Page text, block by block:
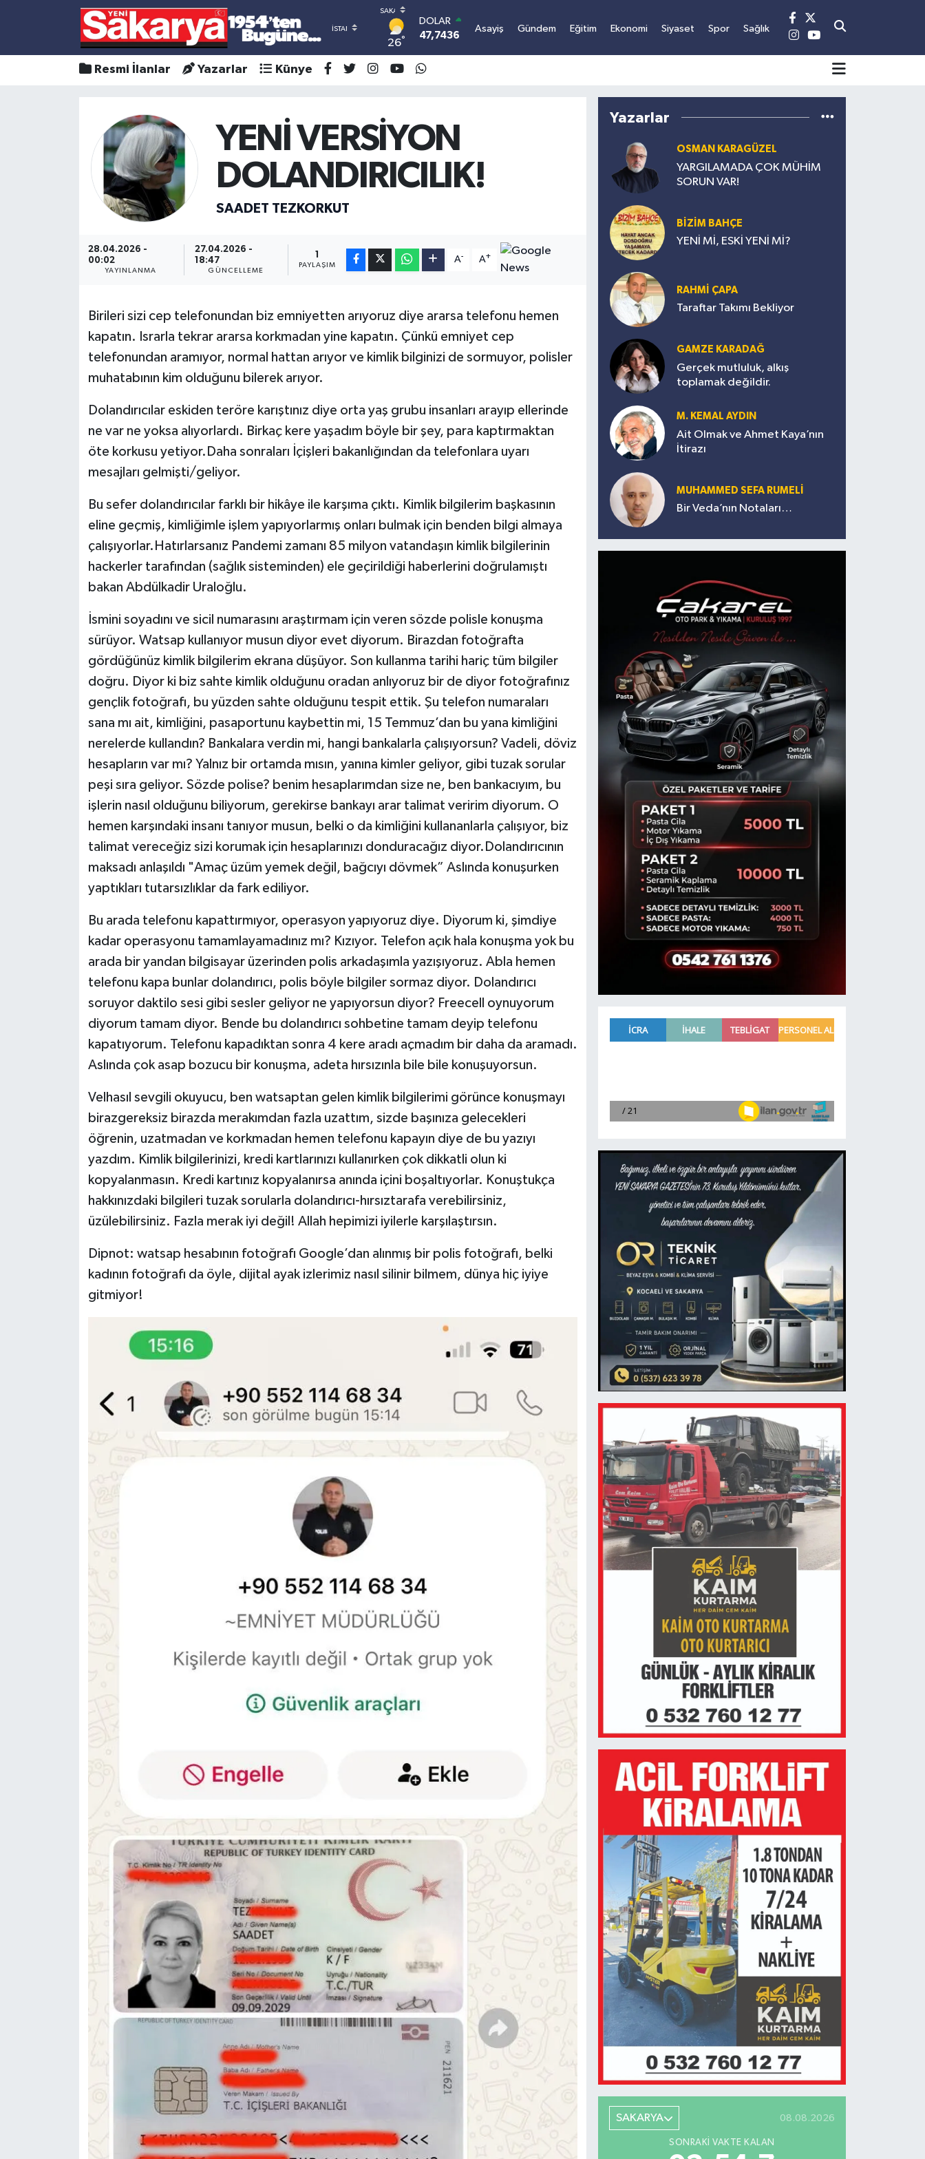
26°
DOLAR
47,7436
55,2510
6660.55
BİST100
13.779 -14
BITCOIN
3.101.414,01
Asayiş Gündem Eğitim Ekonomi Siyaset Spor Sağlık
Resmi İlanlar Yazarlar Künye
YENİ VERSİYON
DOLANDIRICILIK!
SAADET TEZKORKUT
28.04.2026 -
00:02
YAYINLANMA
27.04.2026 -
18:47
GÜNCELLEME
1
PAYLAŞIM
A- A+
Birileri sizi cep telefonundan biz emniyetten arıyoruz diye ararsa telefonu hemen
kapatın. Israrla tekrar ararsa korkmadan yine kapatın. Çünkü emniyet cep
telefonundan aramıyor, normal hattan arıyor ve kimlik bilginizi de sormuyor, polisler
muhatabının kim olduğunu bilerek arıyor.
Dolandırıcılar eskiden teröre karıştınız diye orta yaş grubu insanları arayıp ellerinde
ne var ne yoksa alıyorlardı. Birkaç kere yaşadım böyle bir şey, para kaptırmaktan
öte korkusu yetiyor.Daha sonraları İçişleri bakanlığından da telefonlara uyarı
mesajları gelmişti/geliyor.
Bu sefer dolandırıcılar farklı bir hikâye ile karşıma çıktı. Kimlik bilgilerim başkasının
eline geçmiş, kimliğimle işlem yapıyorlarmış onları bulmak için benden bilgi almaya
çalışıyorlar.Hatırlarsanız Pandemi zamanı 85 milyon vatandaşın kimlik bilgilerinin
hackerler tarafından (sağlık sisteminden) ele geçirildiği haberlerini doğrulamıştı
bakan Abdülkadir Uraloğlu.
İsmini soyadını ve sicil numarasını araştırmam için veren sözde polisle konuşma
sürüyor. Watsap kullanıyor musun diyor evet diyorum. Birazdan fotoğrafta
gördüğünüz kimlik bilgilerim ekrana düşüyor. Son kullanma tarihi hariç tüm bilgiler
doğru. Diyor ki biz sahte kimlik olduğunu oradan anlıyoruz bir de diyor fotoğrafınız
gençlik fotoğrafı, bu yüzden sahte olduğunu tespit ettik. Şu telefon numaraları
sana mı ait, kimliğini, pasaportunu kaybettin mi, 15 Temmuz’dan bu yana kimliğini
nerelerde kullandın? Bankalara verdin mi, hangi bankalarla çalışıyorsun? Vadeli, döviz
hesapların var mı? Yalnız bir ortamda mısın, yanına kimler geliyor, gibi tuzak sorular
peşi sıra geliyor. Sözde polise? benim hesaplarımdan size ne, ben bankacıyım, bu
işlerin nasıl olduğunu biliyorum, gerekirse bankayı arar talimat veririm diyorum. O
hemen karşındaki insanı tanıyor musun, belki o da kimliğini kullananlarla çalışıyor, biz
talimat vereceğiz sizi korumak için hesaplarınızı donduracağız diyor.Dolandırıcının
maksadı anlaşıldı "Amaç üzüm yemek değil, bağcıyı dövmek” Aslında konuşurken
yaptıkları tutarsızlıklar da fark ediliyor.
Bu arada telefonu kapattırmıyor, operasyon yapıyoruz diye. Diyorum ki, şimdiye
kadar operasyonu tamamlayamadınız mı? Kızıyor. Telefon açık hala konuşma yok bu
arada bir yandan bilgisayar üzerinden polis arkadaşımla yazışıyoruz. Abla hemen
telefonu kapa bunlar dolandırıcı, polis böyle bilgiler sormaz diyor. Dolandırıcı
soruyor daktilo sesi gibi sesler geliyor ne yapıyorsun diyor? Freecell oynuyorum
diyorum tamam diyor. Bende bu dolandırıcı sohbetine tamam deyip telefonu
kapatıyorum. Telefonu kapadıktan sonra 4 kere aradı açmadım bir daha da aramadı.
Aslında çok asap bozucu bir konuşma, adeta hırsızınla bile bile konuşuyorsun.
Velhasıl sevgili okuyucu, ben watsaptan gelen kimlik bilgilerimi görünce konuşmayı
birazgereksiz birazda merakımdan fazla uzattım, sizde başınıza gelecekleri
öğrenin, uzatmadan ve korkmadan hemen telefonu kapayın diye de bu yazıyı
yazdım. Kimlik bilgilerinizi, kredi kartlarınızı kullanırken çok dikkatli olun ki
kopyalanmasın. Kredi kartınız kopyalanırsa anında içini boşaltıyorlar. Konuştukça
hakkınızdaki bilgileri tuzak sorularla dolandırıcı-hırsıztarafa verebilirsiniz,
üzülebilirsiniz. Fazla merak iyi değil! Allah hepimizi iyilerle karşılaştırsın.
Dipnot: watsap hesabının fotoğrafı Google’dan alınmış bir polis fotoğrafı, belki
kadının fotoğrafı da öyle, dijital ayak izlerimiz nasıl silinir bilmem, dünya hiç iyiye
gitmiyor!
Yazarlar
OSMAN KARAGÜZEL
YARGILAMADA ÇOK MÜHİM
SORUN VAR!
BİZİM BAHÇE
YENİ Mİ, ESKİ YENİ Mİ?
RAHMİ ÇAPA
Taraftar Takımı Bekliyor
GAMZE KARADAĞ
Gerçek mutluluk, alkış
toplamak değildir.
M. KEMAL AYDIN
Ait Olmak ve Ahmet Kaya’nın
İtirazı
MUHAMMED SEFA RUMELİ
Bir Veda’nın Notaları…
SAKARYA 08.08.2026
SONRAKI VAKTE KALAN